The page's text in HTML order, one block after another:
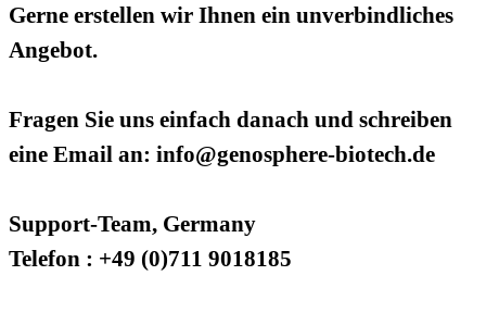
Gerne erstellen wir Ihnen ein unverbindliches
Angebot.
Fragen Sie uns einfach danach und schreiben
eine Email an: info@genosphere-biotech.de
Support-Team, Germany
Telefon : +49 (0)711 9018185